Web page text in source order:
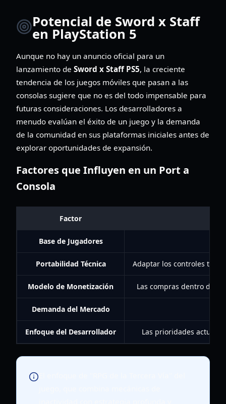
Potencial de Sword x Staff
en PlayStation 5
Aunque no hay un anuncio oficial para un
lanzamiento de Sword x Staff PS5, la creciente
tendencia de los juegos móviles que pasan a las
consolas sugiere que no es del todo impensable para
futuras consideraciones. Los desarrolladores a
menudo evalúan el éxito de un juego y la demanda
de la comunidad en sus plataformas iniciales antes de
explorar oportunidades de expansión.
Factores que Influyen en un Port a
Consola
Factor
Base de Jugadores
Portabilidad Técnica Adaptar los controles
Modelo de Monetización Las compras dentro de
Demanda del Mercado
Enfoque del Desarrollador Las prioridades